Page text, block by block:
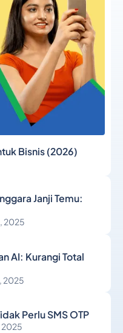
Bisnis (2026)
Janji Temu:
2025
AI: Kurangi Total
2025
Perlu SMS OTP
2025